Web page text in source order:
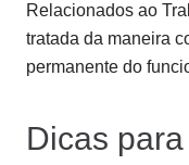
Relacionados ao
tratada da maneira
permanente do
Dicas